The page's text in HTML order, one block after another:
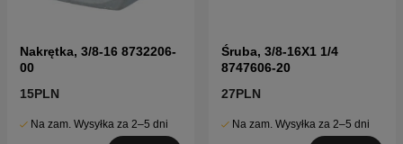
Nakrętka, 3/8-16 8732206-
00
15PLN
Na zam. Wysyłka za 2–5 dni
Śruba, 3/8-16X1 1/4
8747606-20
27PLN
Na zam. Wysyłka za 2–5 dni